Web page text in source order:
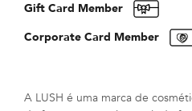
Gift Card Member
Corporate Card Member
A LUSH é uma marca de